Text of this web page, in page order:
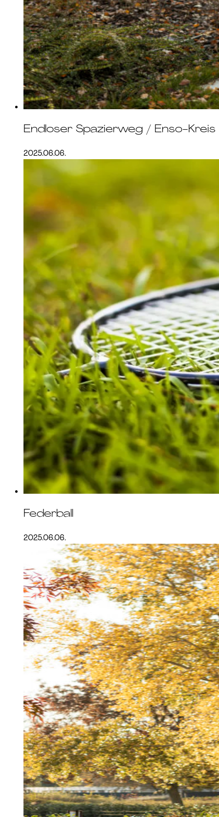
Endloser Spazierweg / Enso-Kreis
2025.06.06.
Federball
2025.06.06.